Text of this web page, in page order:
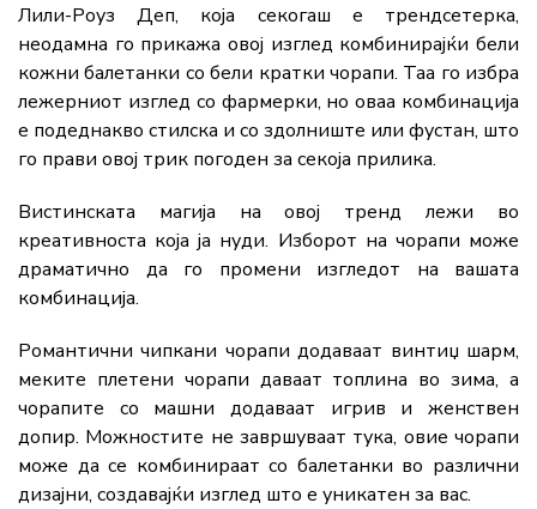
Лили-Роуз Деп, која секогаш е трендсетерка,
неодамна го прикажа овој изглед комбинирајќи бели
кожни балетанки со бели кратки чорапи. Таа го избра
лежерниот изглед со фармерки, но оваа комбинација
е подеднакво стилска и со здолниште или фустан, што
го прави овој трик погоден за секоја прилика.
Вистинската магија на овој тренд лежи во
креативноста која ја нуди. Изборот на чорапи може
драматично да го промени изгледот на вашата
комбинација.
Романтични чипкани чорапи додаваат винтиџ шарм,
меките плетени чорапи даваат топлина во зима, а
чорапите со машни додаваат игрив и женствен
допир. Moжностите не завршуваат тука, овие чорапи
може да се комбинираат со балетанки во различни
дизајни, создавајќи изглед што е уникатен за вас.